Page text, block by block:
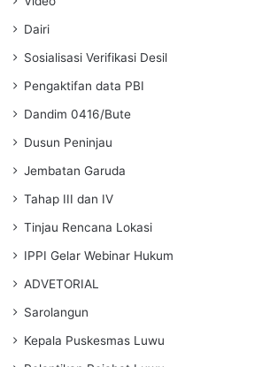
Dairi
Sosialisasi Verifikasi Desil
Pengaktifan data PBI
Dandim 0416/Bute
Dusun Peninjau
Jembatan Garuda
Tahap III dan IV
Tinjau Rencana Lokasi
IPPI Gelar Webinar Hukum
ADVETORIAL
Sarolangun
Kepala Puskesmas Luwu